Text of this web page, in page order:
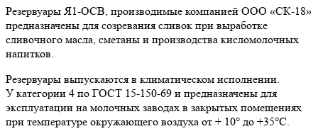
Резервуары Я1-ОСВ, производимые компанией ООО «СК-18»
предназначены для созревания сливок при выработке
сливочного масла, сметаны и производства кисломолочных
напитков.
Резервуары выпускаются в климатическом исполнении.
У категории 4 по ГОСТ 15-150-69 и предназначены для
эксплуатации на молочных заводах в закрытых помещениях
при температуре окружающего воздуха от + 10° до +35°С.